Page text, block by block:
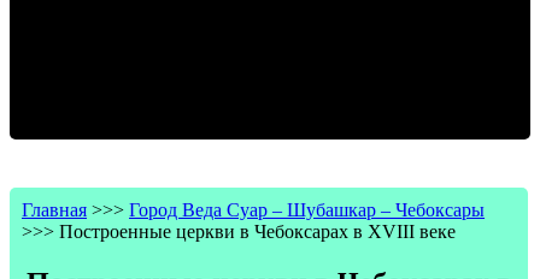
Главная >>> Город Веда Суар – Шубашкар – Чебоксары
>>> Построенные церкви в Чебоксарах в XVIII веке